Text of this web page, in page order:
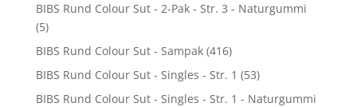
BIBS Rund Colour Sut - 2-Pak - Str. 3 - Naturgummi
(5)
BIBS Rund Colour Sut - Sampak (416)
BIBS Rund Colour Sut - Singles - Str. 1 (53)
BIBS Rund Colour Sut - Singles - Str. 1 - Naturgummi